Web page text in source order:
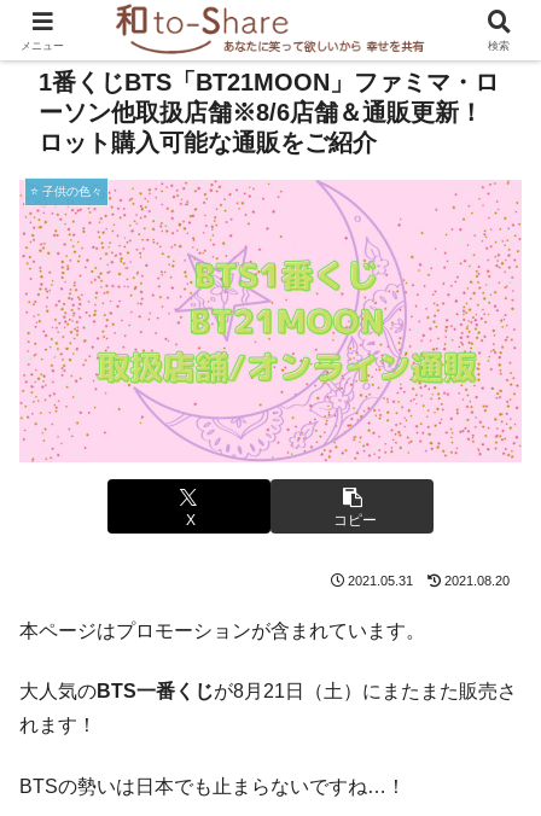
1番くじBTS「BT21MOON」ファミマ・ロ
ーソン他取扱店舗※8/6店舗＆通販更新！
ロット購入可能な通販をご紹介
⭐️ 子供の色々
X コピー
2021.05.31 2021.08.20
本ページはプロモーションが含まれています。
大人気のBTS一番くじが8月21日（土）にまたまた販売さ
れます！
BTSの勢いは日本でも止まらないですね…！
メニュー 検索